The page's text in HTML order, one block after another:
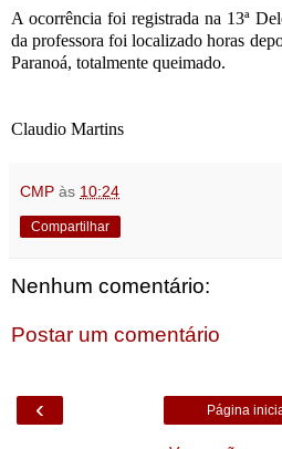
A ocorrência foi registrada na 13ª
da professora foi localizado horas
Paranoá, totalmente queimado.
Claudio Martins
CMP às 10:24
Compartilhar
Nenhum comentário:
Postar um comentário
‹ Página